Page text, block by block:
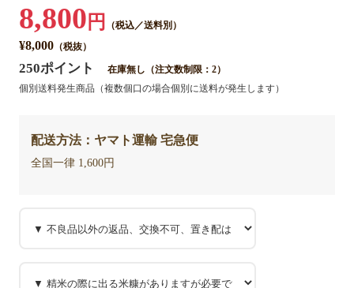
8,800 円 （税込／送料別）
¥8,000（税抜）
250ポイント
在庫無し（注文数制限：2）
個別送料発生商品（複数個口の場合個別に送料が発生します）
配送方法：ヤマト運輸 宅急便
全国一律 1,600円